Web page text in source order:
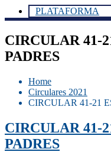
PLATAFORMA
CIRCULAR 41-
PADRES
Home
Circulares 2021
CIRCULAR 41-21
CIRCULAR 41-
PADRES